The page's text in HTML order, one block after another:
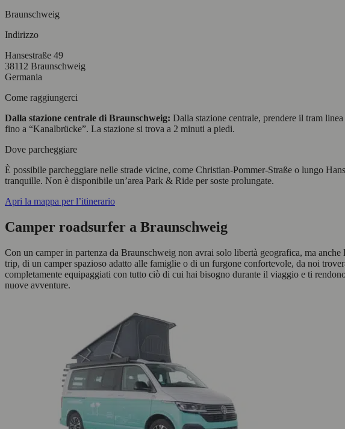
Braunschweig
Indirizzo
Hansestraße 49
38112 Braunschweig
Germania
Come raggiungerci
Dalla stazione centrale di Braunschweig: Dalla stazione centrale, prendere il tram
fino a “Kanalbrücke”. La stazione si trova a 2 minuti a piedi.
Dove parcheggiare
È possibile parcheggiare nelle strade vicine, come Christian-Pommer-Straße o lungo
tranquille. Non è disponibile un’area Park & Ride per soste prolungate.
Apri la mappa per l’itinerario
Camper roadsurfer a Braunschweig
Con un camper in partenza da Braunschweig non avrai solo libertà geografica, ma
trip, di un camper spazioso adatto alle famiglie o di un furgone confortevole, da noi
completamente equipaggiati con tutto ciò di cui hai bisogno durante il viaggio e ti
nuove avventure.